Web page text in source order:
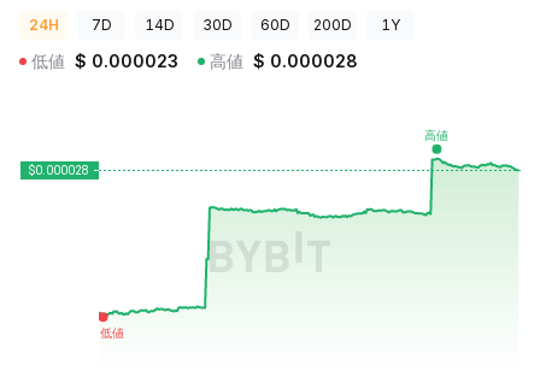
24H 7D 14D 30D 60D 200D 1Y
低値 $ 0.000023 高値 $ 0.000028